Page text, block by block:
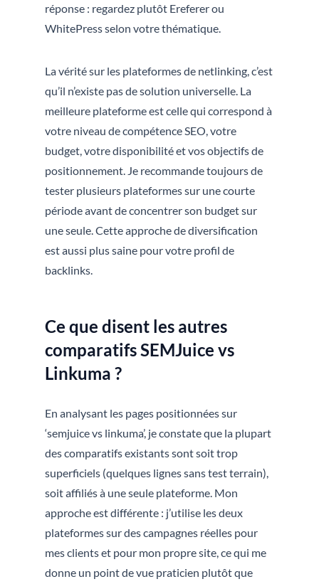
réponse : regardez plutôt Ereferer ou
WhitePress selon votre thématique.
La vérité sur les plateformes de netlinking, c’est
qu’il n’existe pas de solution universelle. La
meilleure plateforme est celle qui correspond à
votre niveau de compétence SEO, votre
budget, votre disponibilité et vos objectifs de
positionnement. Je recommande toujours de
tester plusieurs plateformes sur une courte
période avant de concentrer son budget sur
une seule. Cette approche de diversification
est aussi plus saine pour votre profil de
backlinks.
Ce que disent les autres
comparatifs SEMJuice vs
Linkuma ?
En analysant les pages positionnées sur
‘semjuice vs linkuma’, je constate que la plupart
des comparatifs existants sont soit trop
superficiels (quelques lignes sans test terrain),
soit affiliés à une seule plateforme. Mon
approche est différente : j’utilise les deux
plateformes sur des campagnes réelles pour
mes clients et pour mon propre site, ce qui me
donne un point de vue praticien plutôt que